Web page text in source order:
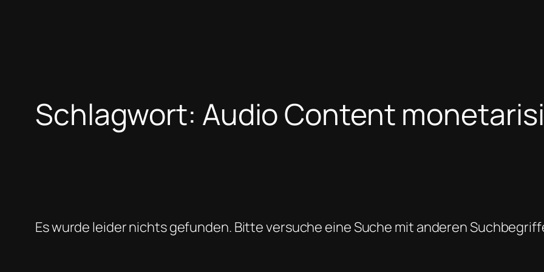
Schlagwort: Audio Content
Es wurde leider nichts gefunden. Bitte versuche eine Suche mit anderen